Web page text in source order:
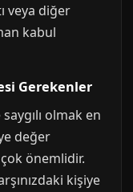
veya diğer
kabul
Gerekenler
olmak en
değer
önemlidir.
kişiye